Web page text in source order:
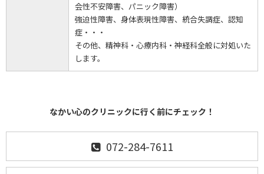
会性不安障害、パニック障害）
強迫性障害、身体表現性障害、統合失調症、認知
症・・・
その他、精神科・心療内科・神経科全般に対処いた
します。
なかい心のクリニックに行く前にチェック！
072-284-7611